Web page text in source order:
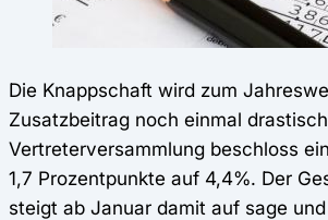
Die Knappschaft wird zum
Zusatzbeitrag noch einmal
Vertreterversammlung beschloss
1,7 Prozentpunkte auf 4,4%. Der
steigt ab Januar damit auf sage